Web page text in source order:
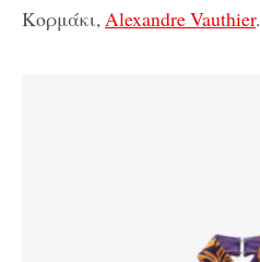
Κορμάκι,Alexandre Vauthier.